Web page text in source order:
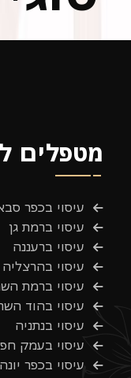
מטפלים
עיסוי בכפר סבא
עיסוי ברמת גן
עיסוי ברעננה
עיסוי בהרצליה
עיסוי ברמת השרון
עיסוי בהוד השרון
עיסוי בנתניה
עיסוי בעמק חפר
עיסוי בכפר יונה